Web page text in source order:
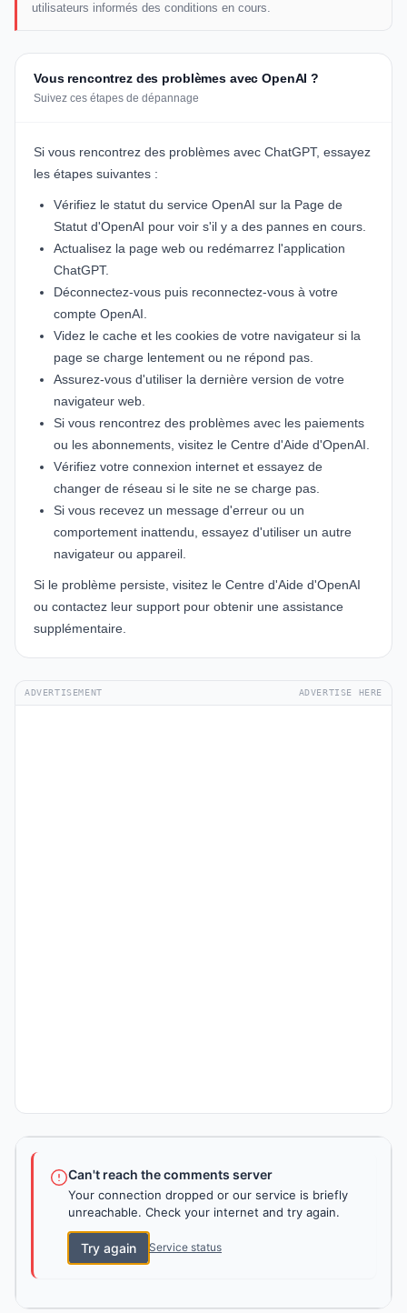
utilisateurs informés des conditions en cours.
Vous rencontrez des problèmes avec OpenAI ?
Suivez ces étapes de dépannage
Si vous rencontrez des problèmes avec ChatGPT, essayez
les étapes suivantes :
Vérifiez le statut du service OpenAI sur la Page de
Statut d'OpenAI pour voir s'il y a des pannes en cours.
Actualisez la page web ou redémarrez l'application
ChatGPT.
Déconnectez-vous puis reconnectez-vous à votre
compte OpenAI.
Videz le cache et les cookies de votre navigateur si la
page se charge lentement ou ne répond pas.
Assurez-vous d'utiliser la dernière version de votre
navigateur web.
Si vous rencontrez des problèmes avec les paiements
ou les abonnements, visitez leCentre d'Aide d'OpenAI
Vérifiez votre connexion internet et essayez de
changer de réseau si le site ne se charge pas.
Si vous recevez un message d'erreur ou un
comportement inattendu, essayez d'utiliser un autre
navigateur ou appareil.
Si le problème persiste, visitez le Centre d'Aide d'OpenAI
ou contactez leur support pour obtenir une assistance
supplémentaire.
ADVERTISEMENT ADVERTISE HERE
Can't reach the comments server
Your connection dropped or our service is briefly
unreachable. Check your internet and try again.
Try again Service status